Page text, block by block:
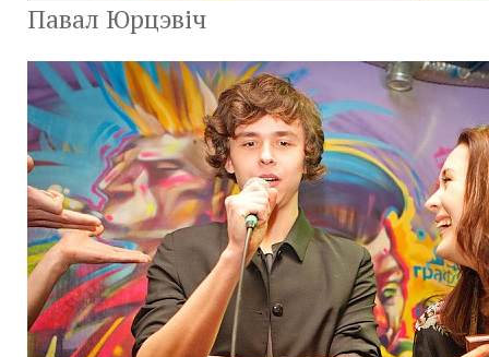
Павал Юрцэвіч